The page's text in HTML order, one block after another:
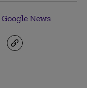
Google News